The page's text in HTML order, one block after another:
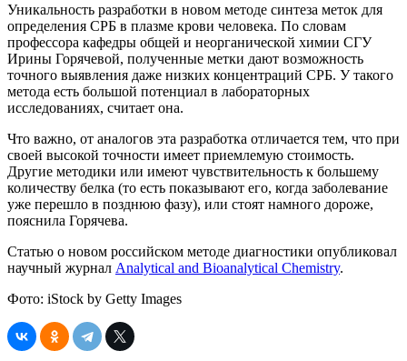
Уникальность разработки в новом методе синтеза меток для
определения СРБ в плазме крови человека. По словам
профессора кафедры общей и неорганической химии СГУ
Ирины Горячевой, полученные метки дают возможность
точного выявления даже низких концентраций СРБ. У такого
метода есть большой потенциал в лабораторных
исследованиях, считает она.
Что важно, от аналогов эта разработка отличается тем, что при
своей высокой точности имеет приемлемую стоимость.
Другие методики или имеют чувствительность к большему
количеству белка (то есть показывают его, когда заболевание
уже перешло в позднюю фазу), или стоят намного дороже,
пояснила Горячева.
Статью о новом российском методе диагностики опубликовал
научный журнал Analytical and Bioanalytical Chemistry.
Фото: iStock by Getty Images